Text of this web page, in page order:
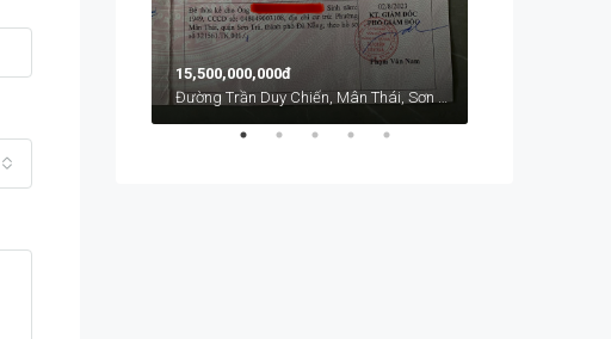
15,500,000,000đ
Đường Trần Duy Chiến, Mân Thái, Sơn Trà, Đà Nẵng, Việt Nam